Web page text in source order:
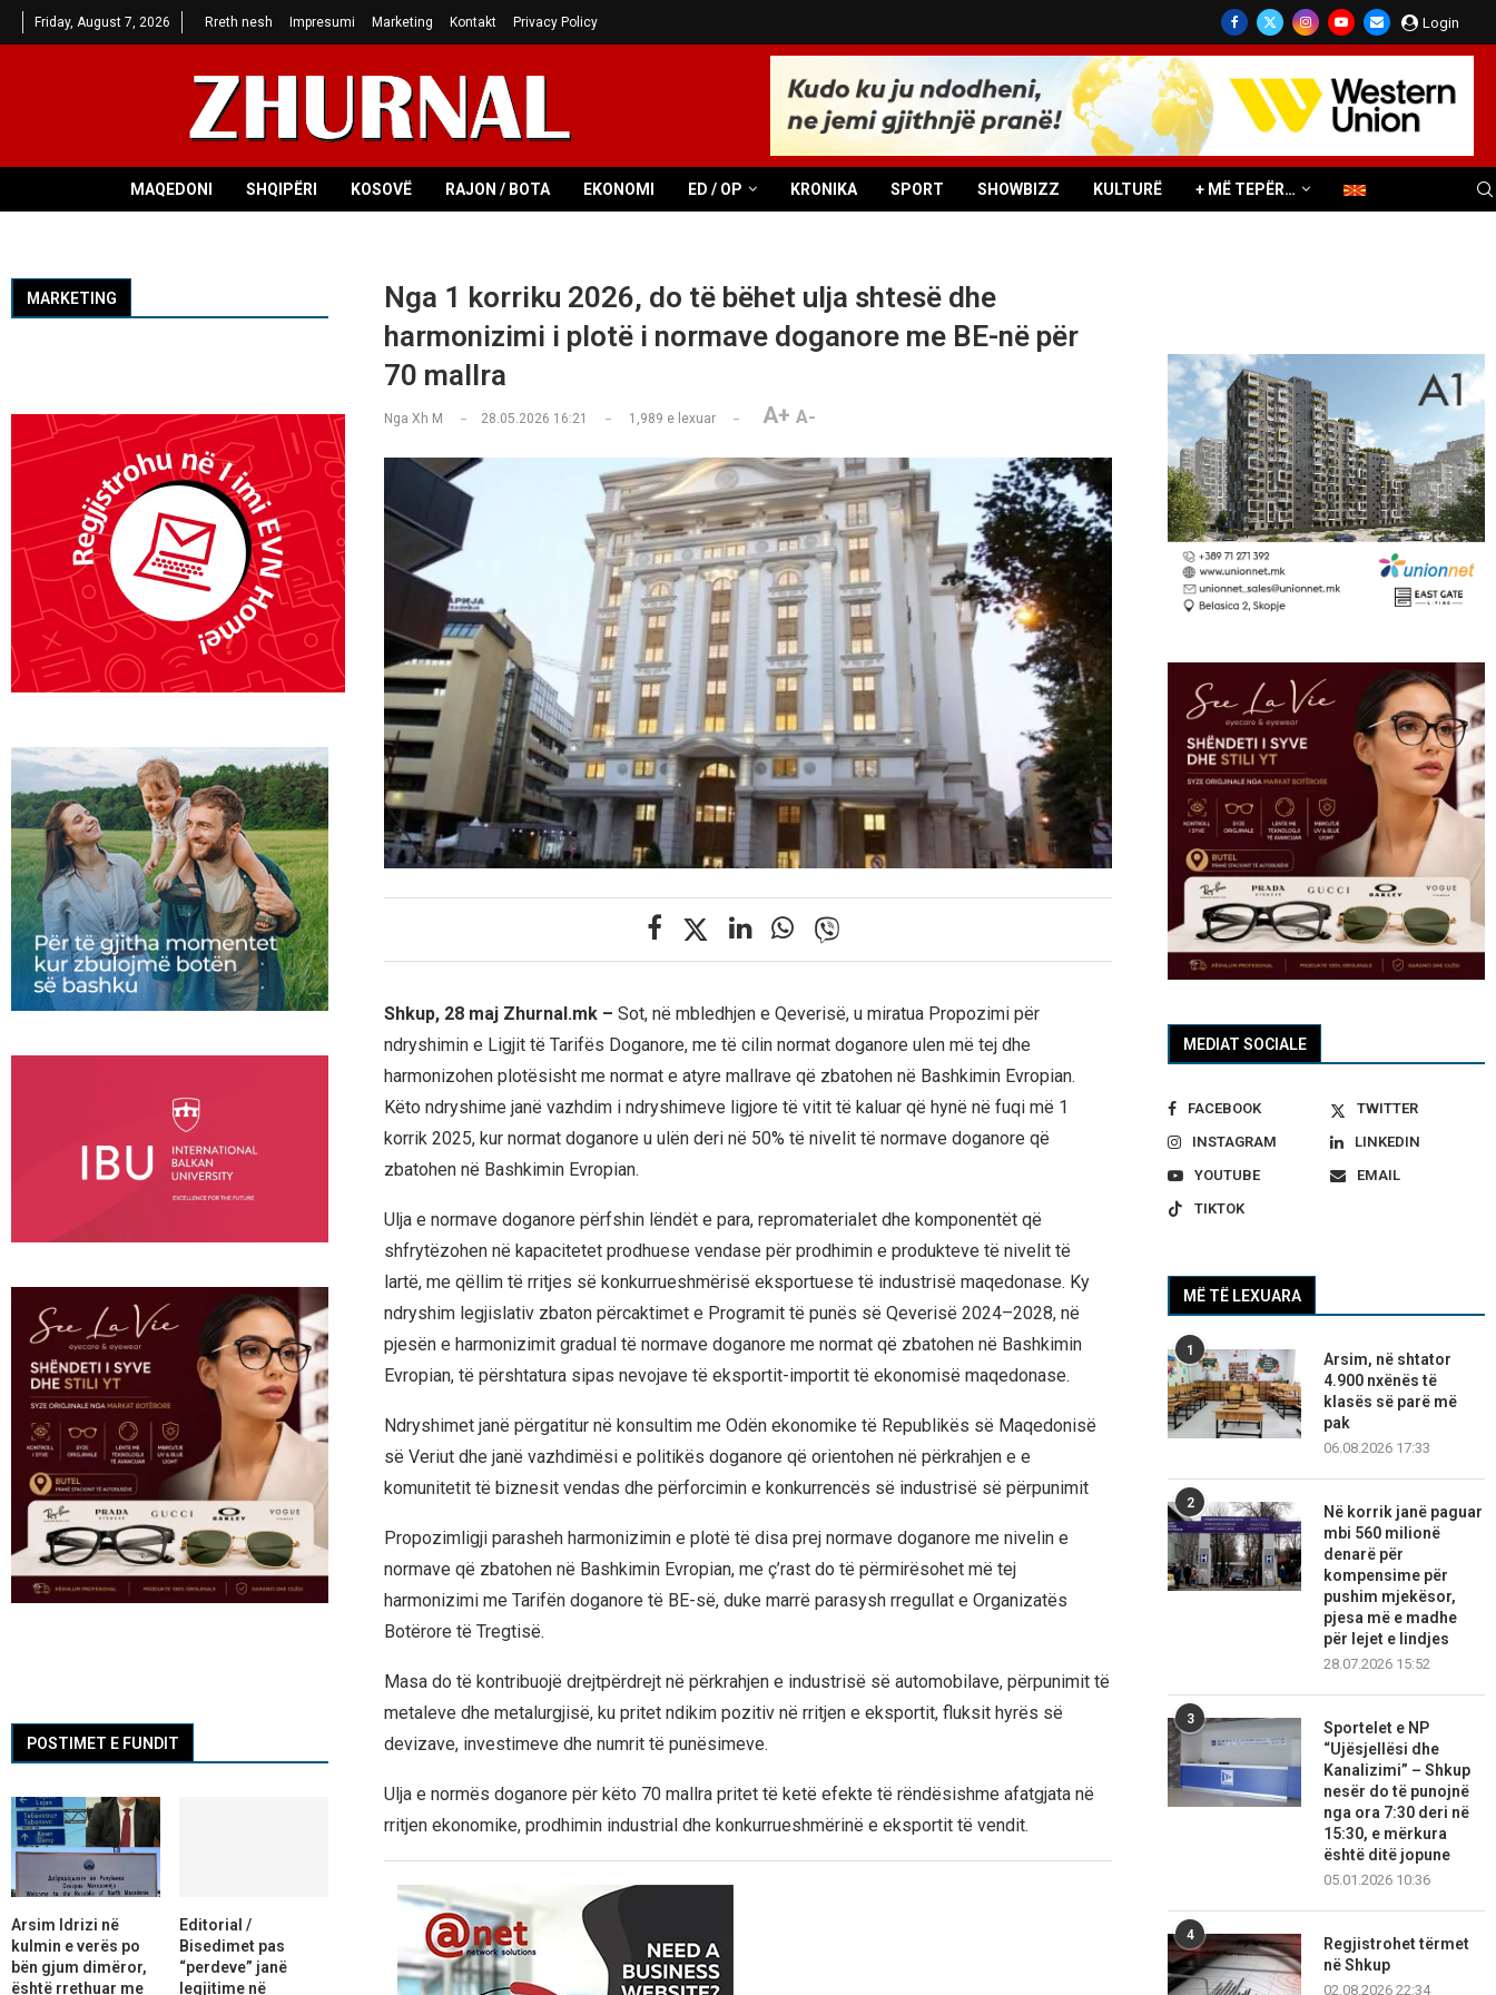
Friday, August 7, 2026 Rreth nesh Impresumi Marketing Kontakt Privacy Policy Login
MAQEDONI SHQIPËRI KOSOVË RAJON / BOTA EKONOMI ED / OP KRONIKA SPORT SHOWBIZZ KULTURË + MË TEPËR…
Nga 1 korriku 2026, do të bëhet ulja shtesë dhe
harmonizimi i plotë i normave doganore me BE-në për
70 mallra
Nga Xh M 28.05.2026 16:21 1,989 e lexuar A+ A-
Shkup, 28 maj Zhurnal.mk – Sot, në mbledhjen e Qeverisë, u miratua Propozimi për
ndryshimin e Ligjit të Tarifës Doganore, me të cilin normat doganore ulen më tej dhe
harmonizohen plotësisht me normat e atyre mallrave që zbatohen në Bashkimin Evropian.
Këto ndryshime janë vazhdim i ndryshimeve ligjore të vitit të kaluar që hynë në fuqi më 1
korrik 2025, kur normat doganore u ulën deri në 50% të nivelit të normave doganore që
zbatohen në Bashkimin Evropian.
Ulja e normave doganore përfshin lëndët e para, repromaterialet dhe komponentët që
shfrytëzohen në kapacitetet prodhuese vendase për prodhimin e produkteve të nivelit të
lartë, me qëllim të rritjes së konkurrueshmërisë eksportuese të industrisë maqedonase. Ky
ndryshim legjislativ zbaton përcaktimet e Programit të punës së Qeverisë 2024–2028, në
pjesën e harmonizimit gradual të normave doganore me normat që zbatohen në Bashkimin
Evropian, të përshtatura sipas nevojave të eksportit-importit të ekonomisë maqedonase.
Ndryshimet janë përgatitur në konsultim me Odën ekonomike të Republikës së Maqedonisë
së Veriut dhe janë vazhdimësi e politikës doganore që orientohen në përkrahjen e e
komunitetit të biznesit vendas dhe përforcimin e konkurrencës së industrisë së përpunimit
Propozimligji parasheh harmonizimin e plotë të disa prej normave doganore me nivelin e
normave që zbatohen në Bashkimin Evropian, me ç’rast do të përmirësohet më tej
harmonizimi me Tarifën doganore të BE-së, duke marrë parasysh rregullat e Organizatës
Botërore të Tregtisë.
Masa do të kontribuojë drejtpërdrejt në përkrahjen e industrisë së automobilave, përpunimit të
metaleve dhe metalurgjisë, ku pritet ndikim pozitiv në rritjen e eksportit, fluksit hyrës së
devizave, investimeve dhe numrit të punësimeve.
Ulja e normës doganore për këto 70 mallra pritet të ketë efekte të rëndësishme afatgjata në
rritjen ekonomike, prodhimin industrial dhe konkurrueshmërinë e eksportit të vendit.
MEDIAT SOCIALE
FACEBOOK
TWITTER
INSTAGRAM
LINKEDIN
YOUTUBE
EMAIL
TIKTOK
MË TË LEXUARA
1
Arsim, në shtator
4.900 nxënës të
klasës së parë më
pak
06.08.2026 17:33
2
Në korrik janë paguar
mbi 560 milionë
denarë për
kompensime për
pushim mjekësor,
pjesa më e madhe
për lejet e lindjes
28.07.2026 15:52
3
Sportelet e NP
“Ujësjellësi dhe
Kanalizimi” – Shkup
nesër do të punojnë
nga ora 7:30 deri në
15:30, e mërkura
është ditë jopune
05.01.2026 10:36
4
Regjistrohet tërmet
në Shkup
02.08.2026 22:34
MARKETING
POSTIMET E FUNDIT
Arsim Idrizi në
kulmin e verës po
bën gjum dimëror,
është rrethuar me
Editorial /
Bisedimet pas
“perdeve” janë
legjitime në